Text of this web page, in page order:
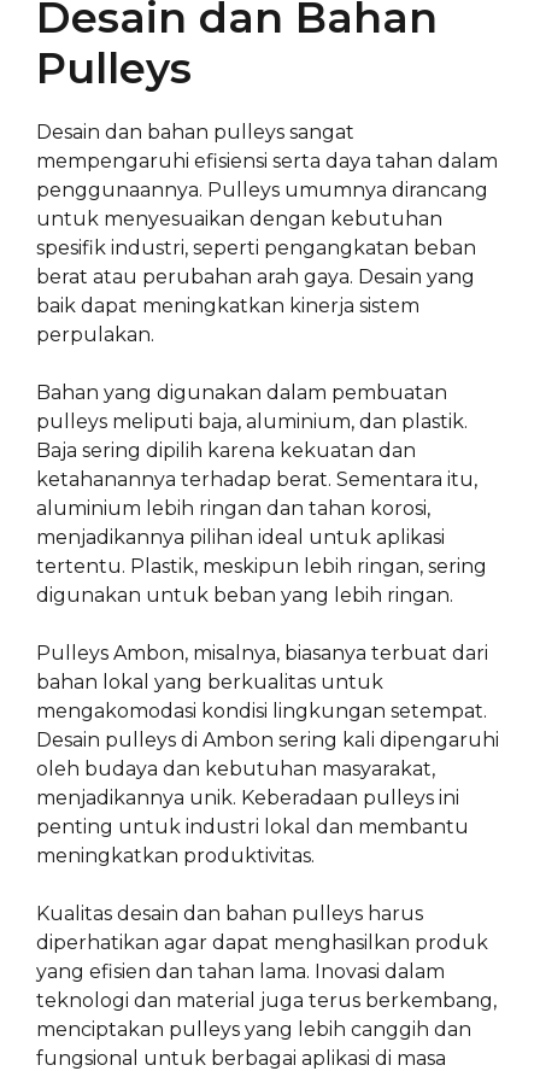
Desain dan Bahan
Pulleys
Desain dan bahan pulleys sangat
mempengaruhi efisiensi serta daya tahan dalam
penggunaannya. Pulleys umumnya dirancang
untuk menyesuaikan dengan kebutuhan
spesifik industri, seperti pengangkatan beban
berat atau perubahan arah gaya. Desain yang
baik dapat meningkatkan kinerja sistem
perpulakan.
Bahan yang digunakan dalam pembuatan
pulleys meliputi baja, aluminium, dan plastik.
Baja sering dipilih karena kekuatan dan
ketahanannya terhadap berat. Sementara itu,
aluminium lebih ringan dan tahan korosi,
menjadikannya pilihan ideal untuk aplikasi
tertentu. Plastik, meskipun lebih ringan, sering
digunakan untuk beban yang lebih ringan.
Pulleys Ambon, misalnya, biasanya terbuat dari
bahan lokal yang berkualitas untuk
mengakomodasi kondisi lingkungan setempat.
Desain pulleys di Ambon sering kali dipengaruhi
oleh budaya dan kebutuhan masyarakat,
menjadikannya unik. Keberadaan pulleys ini
penting untuk industri lokal dan membantu
meningkatkan produktivitas.
Kualitas desain dan bahan pulleys harus
diperhatikan agar dapat menghasilkan produk
yang efisien dan tahan lama. Inovasi dalam
teknologi dan material juga terus berkembang,
menciptakan pulleys yang lebih canggih dan
fungsional untuk berbagai aplikasi di masa